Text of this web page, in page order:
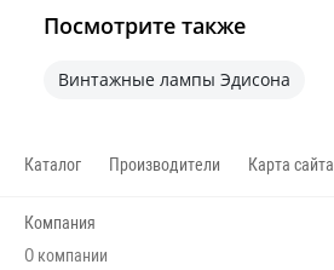
Посмотрите также
Винтажные лампы Эдисона
Каталог Производители Карта сайта
Компания
О компании